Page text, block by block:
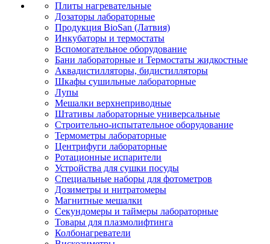
Плиты нагревательные
Дозаторы лабораторные
Продукция BioSan (Латвия)
Инкубаторы и термостаты
Вспомогательное оборудование
Бани лабораторные и Термостаты жидкостные
Аквадистилляторы, бидистилляторы
Шкафы сушильные лабораторные
Лупы
Мешалки верхнеприводные
Штативы лабораторные универсальные
Строительно-испытательное оборудование
Термометры лабораторные
Центрифуги лабораторные
Ротационные испарители
Устройства для сушки посуды
Специальные наборы для фотометров
Дозиметры и нитратомеры
Магнитные мешалки
Секундомеры и таймеры лабораторные
Товары для плазмолифтинга
Колбонагреватели